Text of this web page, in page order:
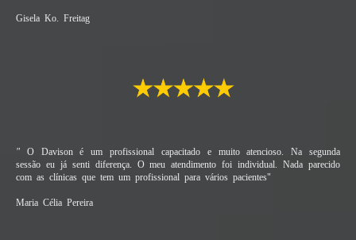
Gisela Ko. Freitag
" O Davison é um profissional capacitado e muito atencioso. Na segunda
sessão eu já senti diferença. O meu atendimento foi individual. Nada parecido
com as clínicas que tem um profissional para vários pacientes"
Maria Célia Pereira